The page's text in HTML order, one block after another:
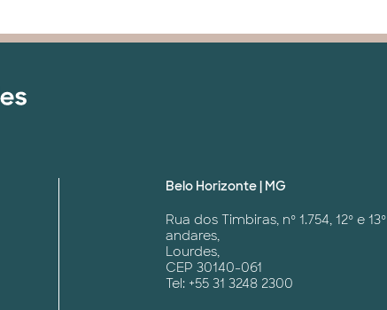
Belo Horizonte | MG
Rua dos Timbiras, nº 1.754, 12º e 13º
andares,
Lourdes,
CEP 30140-061
Tel: +55 31 3248 2300